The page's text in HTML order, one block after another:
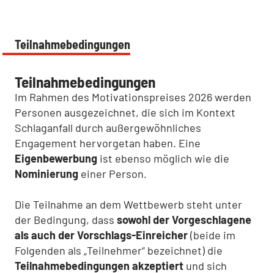
Teilnahmebedingungen
Teilnahmebedingungen
Im Rahmen des Motivationspreises 2026 werden
Personen ausgezeichnet, die sich im Kontext
Schlaganfall durch außergewöhnliches
Engagement hervorgetan haben. Eine
Eigenbewerbung ist ebenso möglich wie die
Nominierung einer Person.
Die Teilnahme an dem Wettbewerb steht unter
der Bedingung, dass sowohl der Vorgeschlagene
als auch der Vorschlags-Einreicher(beide im
Folgenden als „Teilnehmer“ bezeichnet) die
Teilnahmebedingungen akzeptiert und sich